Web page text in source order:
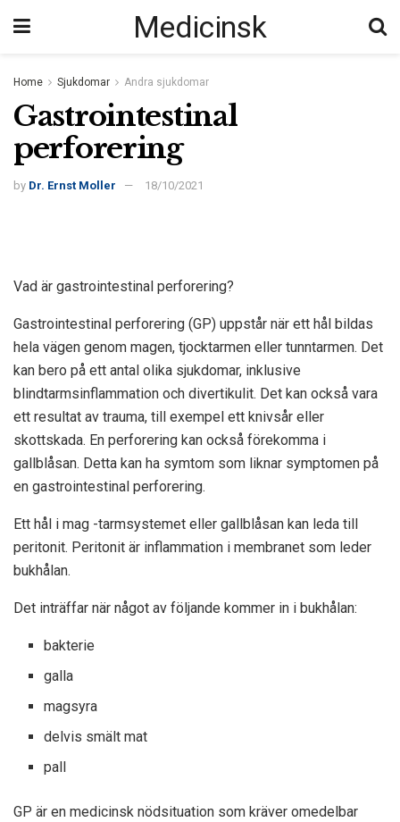
Medicinsk
Home Sjukdomar Andra sjukdomar
Gastrointestinal
perforering
by Dr. Ernst Moller 18/10/2021
Vad är gastrointestinal perforering?
Gastrointestinal perforering (GP) uppstår när ett hål bildas
hela vägen genom magen, tjocktarmen eller tunntarmen. Det
kan bero på ett antal olika sjukdomar, inklusive
blindtarmsinflammation och divertikulit. Det kan också vara
ett resultat av trauma, till exempel ett knivsår eller
skottskada. En perforering kan också förekomma i
gallblåsan. Detta kan ha symtom som liknar symptomen på
en gastrointestinal perforering.
Ett hål i mag -tarmsystemet eller gallblåsan kan leda till
peritonit. Peritonit är inflammation i membranet som leder
bukhålan.
Det inträffar när något av följande kommer in i bukhålan:
bakterie
galla
magsyra
delvis smält mat
pall
GP är en medicinsk nödsituation som kräver omedelbar